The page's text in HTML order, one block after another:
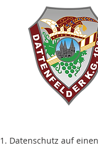
1. Datenschutz auf